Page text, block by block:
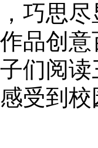
巧思
品创
们阅
受到